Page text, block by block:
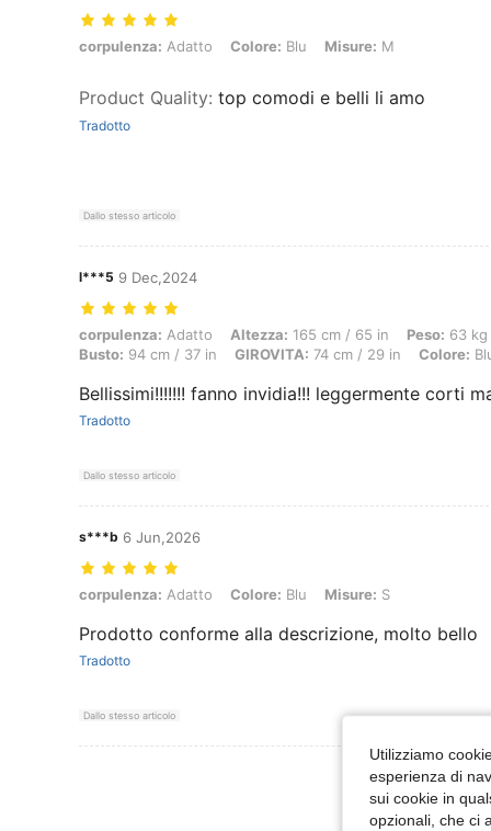
corpulenza: Adatto, Colore: Blu, Misure: M
corpulenza: Adatto Colore: Blu Misure: M
Product Quality: top comodi e belli li amo
Tradotto
Dallo stesso articolo
l***5 9 Dec,2024
corpulenza: Adatto, Altezza: 165 cm / 65 in, Peso: 63 kg / 139 lbs,
corpulenza: Adatto Altezza: 165 cm / 65 in Peso: 63 kg
Busto: 94 cm / 37 in GIROVITA: 74 cm / 29 in Colore:
Bellissimi!!!!!!! fanno invidia!!! leggermente corti
Tradotto
Dallo stesso articolo
s***b 6 Jun,2026
corpulenza: Adatto, Colore: Blu, Misure: S
corpulenza: Adatto Colore: Blu Misure: S
Prodotto conforme alla descrizione, molto bello
Tradotto
Dallo stesso articolo
Visualizza Altre
Utilizziamo
esperienza di
sui cookie in
opzionali, che ci